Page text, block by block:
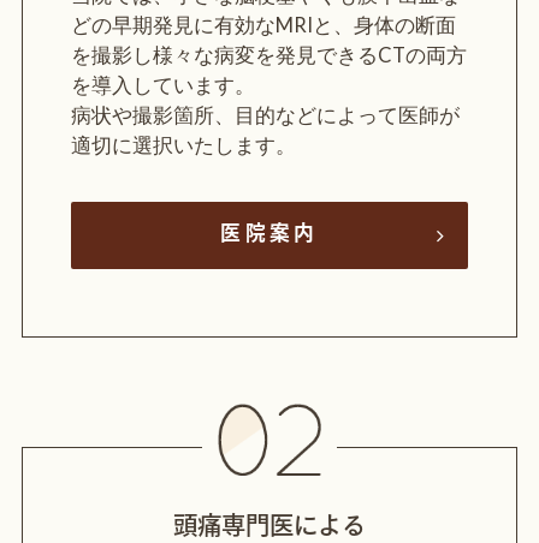
どの早期発見に有効なMRIと、身体の断面
を撮影し様々な病変を発見できるCTの両方
を導入しています。
病状や撮影箇所、目的などによって医師が
適切に選択いたします。
医院案内
頭痛専門医による